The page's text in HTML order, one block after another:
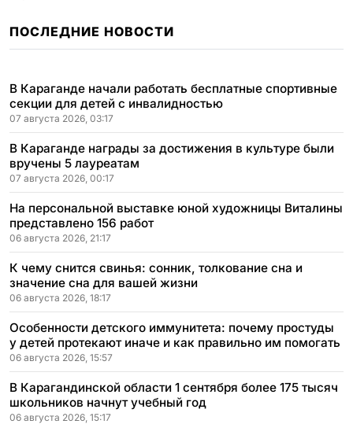
ПОСЛЕДНИЕ НОВОСТИ
В Караганде начали работать бесплатные спортивные
секции для детей с инвалидностью
07 августа 2026, 03:17
В Караганде награды за достижения в культуре были
вручены 5 лауреатам
07 августа 2026, 00:17
На персональной выставке юной художницы Виталины
представлено 156 работ
06 августа 2026, 21:17
К чему снится свинья: сонник, толкование сна и
значение сна для вашей жизни
06 августа 2026, 18:17
Особенности детского иммунитета: почему простуды
у детей протекают иначе и как правильно им помогать
06 августа 2026, 15:57
В Карагандинской области 1 сентября более 175 тысяч
школьников начнут учебный год
06 августа 2026, 15:17